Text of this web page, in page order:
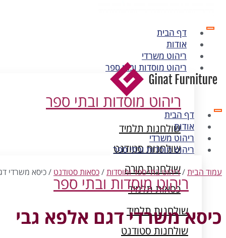
דף הבית
אודות
ריהוט משרדי
ריהוט מוסדות ובתי ספר
ריהוט מוסדות ובתי ספר
שולחנות תלמיד
שולחנות סטודנט
שולחנות מורה
כסאות תלמיד
ארונות מתכת
דף הבית
אודות
ריהוט משרדי
ריהוט מוסדות ובתי ספר
ריהוט מוסדות ובתי ספר
שולחנות תלמיד
שולחנות סטודנט
עמוד הבית/ריהוט בתי ספר ומוסדות/כסאות סטודנט / כיסא משרדי
כיסא משרדי דגם אלפא גבי